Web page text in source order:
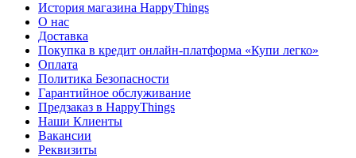
История магазина HappyThings
О нас
Доставка
Покупка в кредит онлайн-платформа «Купи легко»
Оплата
Политика Безопасности
Гарантийное обслуживание
Предзаказ в HappyThings
Наши Клиенты
Вакансии
Реквизиты